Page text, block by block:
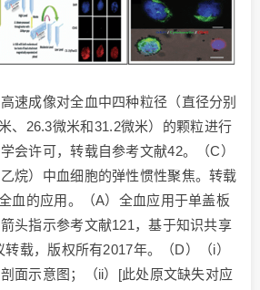
速成像对全血中四种粒径（直径分别
、26.3微米和31.2微米）的颗粒进行
会许可，转载自参考文献42。（C）
烷）中血细胞的弹性惯性聚焦。转载
血的应用。（A）全血应用于单盖板
头指示参考文献121，基于知识共享
载，版权所有2017年。（D）（i）
面示意图；（ii）[此处原文缺失对应